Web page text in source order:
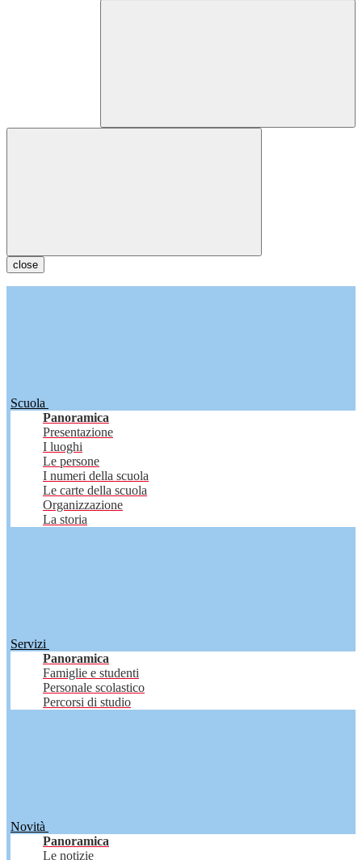
close
Scuola
Panoramica
Presentazione
I luoghi
Le persone
I numeri della scuola
Le carte della scuola
Organizzazione
La storia
Servizi
Panoramica
Famiglie e studenti
Personale scolastico
Percorsi di studio
Novità
Panoramica
Le notizie